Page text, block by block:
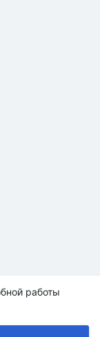
работы